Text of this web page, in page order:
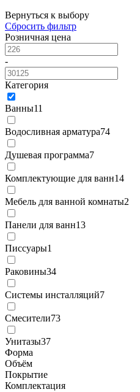
Вернуться к выбору
Сбросить фильтр
Розничная цена
-
Категория
Ванны11
Водосливная арматура74
Душевая программа7
Комплектующие для ванн14
Мебель для ванной комнаты2
Панели для ванн13
Писсуары1
Раковины34
Системы инсталляций7
Смесители73
Унитазы37
Форма
Объём
Покрытие
Комплектация